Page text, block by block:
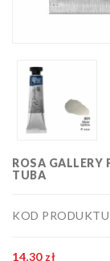
Zestawy
plastyczne
Flamastry,
markery i
zakreślacze
szablony
Tusze i
Artykuły
ROSA GALLERY
TUBA
KOD
14,30 zł